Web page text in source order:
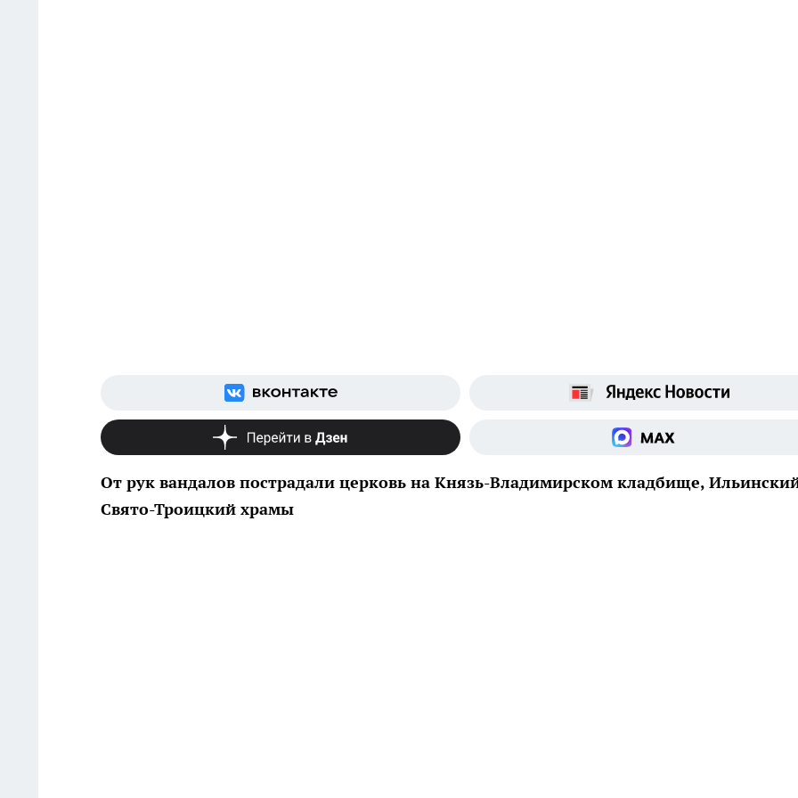
От рук вандалов пострадали церковь на Князь-Владимирском кладбище,
Свято-Троицкий храмы